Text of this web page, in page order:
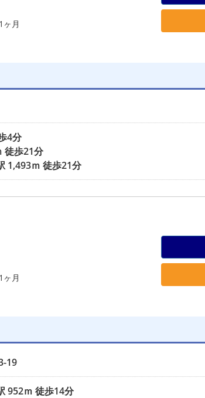
月
4分
徒歩21分
1,493ｍ 徒歩21分
月
19
952ｍ 徒歩14分